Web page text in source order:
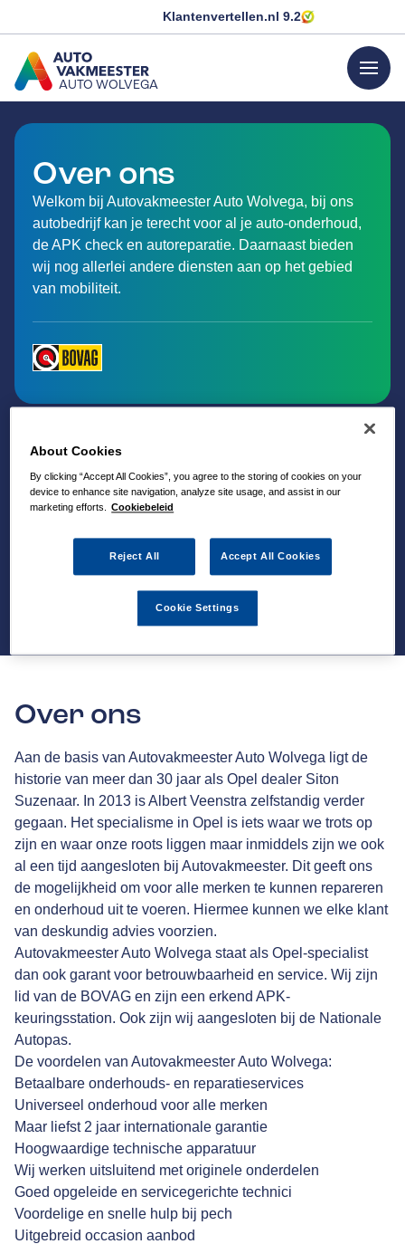
Klantenvertellen.nl 9.2
AUTO WOLVEGA
GA NAAR DE HOMEPAGINA
menu
Over ons
Welkom bij Autovakmeester Auto Wolvega, bij ons
autobedrijf kan je terecht voor al je auto-onderhoud,
de APK check en autoreparatie. Daarnaast bieden
wij nog allerlei andere diensten aan op het gebied
van mobiliteit.
Over ons
Aan de basis van Autovakmeester Auto Wolvega ligt de
historie van meer dan 30 jaar als Opel dealer Siton
Suzenaar. In 2013 is Albert Veenstra zelfstandig verder
gegaan. Het specialisme in Opel is iets waar we trots op
zijn en waar onze roots liggen maar inmiddels zijn we ook
al een tijd aangesloten bij Autovakmeester. Dit geeft ons
de mogelijkheid om voor alle merken te kunnen repareren
en onderhoud uit te voeren. Hiermee kunnen we elke klant
van deskundig advies voorzien.
Autovakmeester Auto Wolvega staat als Opel-specialist
dan ook garant voor betrouwbaarheid en service. Wij zijn
lid van de BOVAG en zijn een erkend APK-
keuringsstation. Ook zijn wij aangesloten bij de Nationale
Autopas.
De voordelen van Autovakmeester Auto Wolvega:
Betaalbare onderhouds- en reparatieservices
Universeel onderhoud voor alle merken
Maar liefst 2 jaar internationale garantie
Hoogwaardige technische apparatuur
Wij werken uitsluitend met originele onderdelen
Goed opgeleide en servicegerichte technici
Voordelige en snelle hulp bij pech
Uitgebreid occasion aanbod
About Cookies
By clicking “Accept All Cookies”, you agree to the storing of cookies on your
device to enhance site navigation, analyze site usage, and assist in our
marketing efforts. Cookiebeleid
Reject All Accept All Cookies
Cookie Settings